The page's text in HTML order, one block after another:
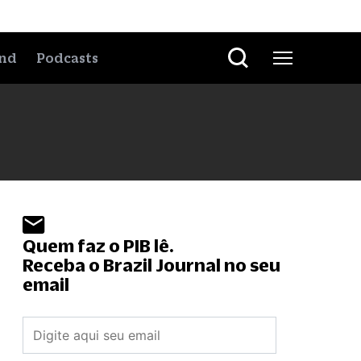
Podcasts
Quem faz o PIB lê.
Receba o Brazil Journal no seu
email